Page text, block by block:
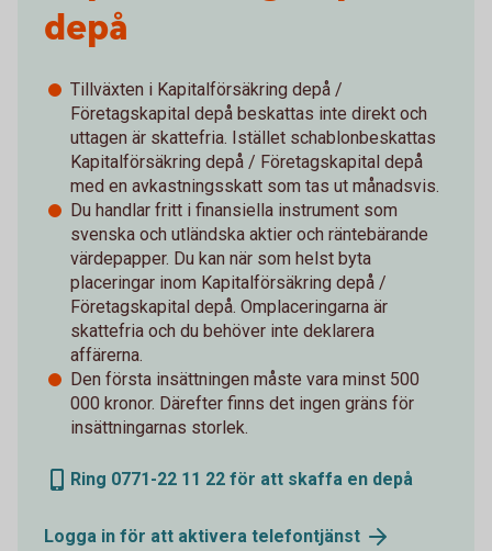
depå
Tillväxten i Kapitalförsäkring depå /
Företagskapital depå beskattas inte direkt och
uttagen är skattefria. Istället schablonbeskattas
Kapitalförsäkring depå / Företagskapital depå
med en avkastningsskatt som tas ut månadsvis.
Du handlar fritt i finansiella instrument som
svenska och utländska aktier och räntebärande
värdepapper. Du kan när som helst byta
placeringar inom Kapitalförsäkring depå /
Företagskapital depå. Omplaceringarna är
skattefria och du behöver inte deklarera
affärerna.
Den första insättningen måste vara minst 500
000 kronor. Därefter finns det ingen gräns för
insättningarnas storlek.
Ring 0771-22 11 22 för att skaffa en depå
Logga in för att aktivera telefontjänst